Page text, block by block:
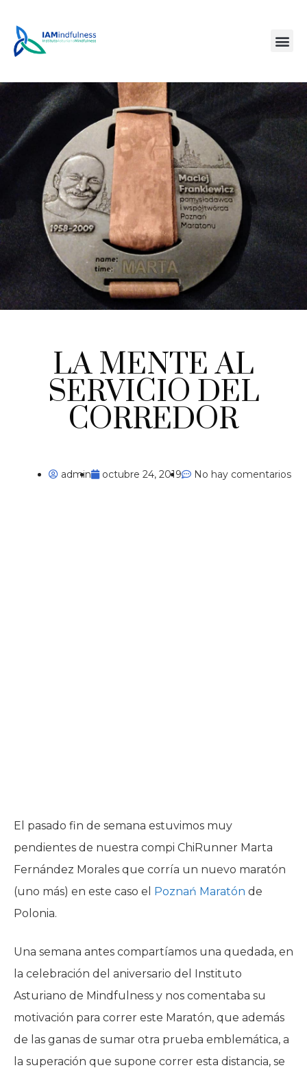
LA MENTE AL
SERVICIO DEL
CORREDOR
admin octubre 24, 2019 No hay comentarios
El pasado fin de semana estuvimos muy
pendientes de nuestra compi ChiRunner Marta
Fernández Morales que corría un nuevo maratón
(uno más) en este caso el Poznań Maratón de
Polonia.
Una semana antes compartíamos una quedada, en
la celebración del aniversario del Instituto
Asturiano de Mindfulness y nos comentaba su
motivación para correr este Maratón, que además
de las ganas de sumar otra prueba emblemática, a
la superación que supone correr esta distancia, se